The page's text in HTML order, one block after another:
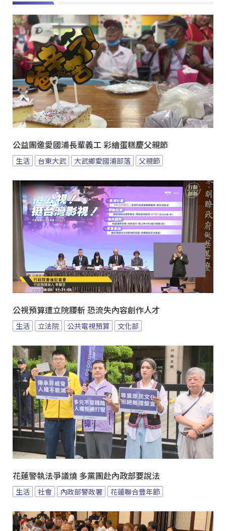
公益團邀愛國浦長輩義工 彩繪蛋糕慶父親節
生活 台東大武 大武鄉愛國浦部落 父親節
公視預算遭立院腰斬 恐流失內容創作人才
生活 立法院 公共電視預算 文化部
花蓮警執法爭議燒 多黨團赴內政部要說法
生活 社會 內政部警政署 花蓮聯合豐年節